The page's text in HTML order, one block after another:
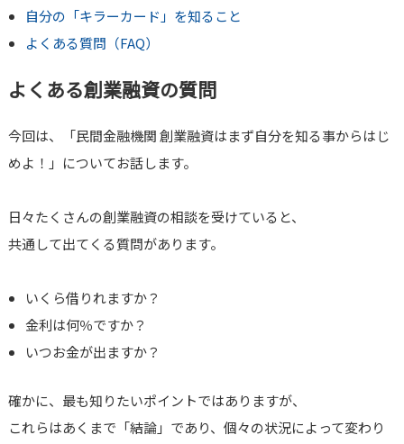
自分の「キラーカード」を知ること
よくある質問（FAQ）
よくある創業融資の質問
今回は、「民間金融機関 創業融資はまず自分を知る事からはじ
めよ！」についてお話します。
日々たくさんの創業融資の相談を受けていると、
共通して出てくる質問があります。
いくら借りれますか？
金利は何％ですか？
いつお金が出ますか？
確かに、最も知りたいポイントではありますが、
これらはあくまで「結論」であり、個々の状況によって変わり